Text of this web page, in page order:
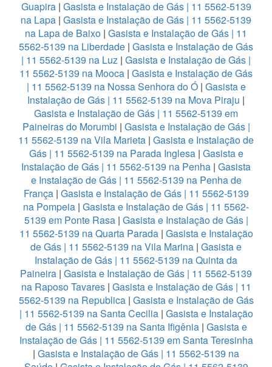
Guapira| Gasista e Instalação de Gás | 11 5562-5139
na Lapa | Gasista e Instalação de Gás | 11 5562-5139
na Lapa de Baixo | Gasista e Instalação de Gás | 11
5562-5139 na Liberdade | Gasista e Instalação de Gás
| 11 5562-5139 na Luz | Gasista e Instalação de Gás |
11 5562-5139 na Mooca | Gasista e Instalação de Gás
| 11 5562-5139 na Nossa Senhora do Ó| Gasista e
Instalação de Gás | 11 5562-5139 na Mova Piraju |
Gasista e Instalação de Gás | 11 5562-5139 em
Paineiras do Morumbi | Gasista e Instalação de Gás |
11 5562-5139 na Vila Marieta | Gasista e Instalação de
Gás | 11 5562-5139 na Parada Inglesa | Gasista e
Instalação de Gás | 11 5562-5139 na Penha | Gasista
e Instalação de Gás | 11 5562-5139 na Penha de
França | Gasista e Instalação de Gás | 11 5562-5139
na Pompeia | Gasista e Instalação de Gás | 11 5562-
5139 em Ponte Rasa| Gasista e Instalação de Gás |
11 5562-5139 na Quarta Parada| Gasista e Instalação
de Gás | 11 5562-5139 na Vila Marina | Gasista e
Instalação de Gás | 11 5562-5139 na Quinta da
Paineira | Gasista e Instalação de Gás | 11 5562-5139
na Raposo Tavares| Gasista e Instalação de Gás | 11
5562-5139 na Republica| Gasista e Instalação de Gás
| 11 5562-5139 na Santa Cecilia| Gasista e Instalação
de Gás | 11 5562-5139 na Santa Ifigênia | Gasista e
Instalação de Gás | 11 5562-5139 em Santa Teresinha
| Gasista e Instalação de Gás | 11 5562-5139 na